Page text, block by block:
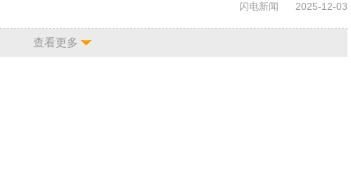
闪电新闻 2025-12-03
查看更多